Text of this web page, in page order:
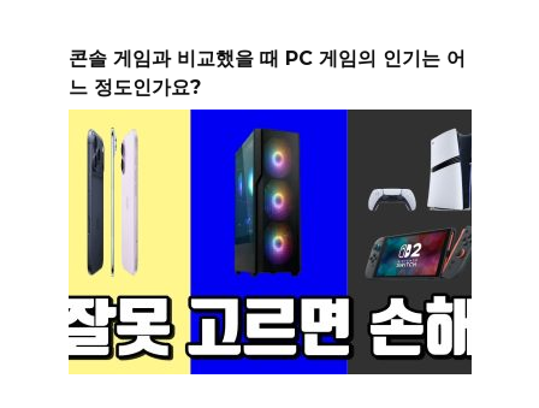
콘솔 게임과 비교했을 때 PC 게임의 인기는 어
느 정도인가요?